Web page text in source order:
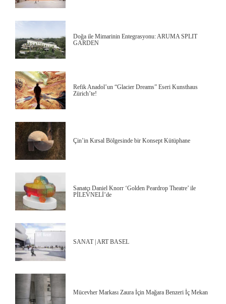
Doğa ile Mimarinin Entegrasyonu: ARUMA SPLIT
GARDEN
Refik Anadol’un “Glacier Dreams” Eseri Kunsthaus
Zürich’te!
Çin’in Kırsal Bölgesinde bir Konsept Kütüphane
Sanatçı Daniel Knorr ‘Golden Peardrop Theatre’ ile
PİLEVNELİ’de
SANAT | ART BASEL
Mücevher Markası Zaura İçin Mağara Benzeri İç Mekan